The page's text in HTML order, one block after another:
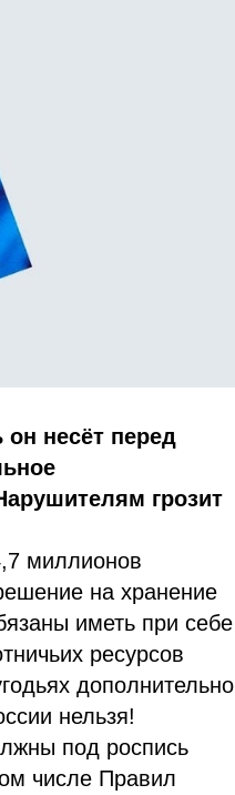
он несёт перед
грозит
миллионов
на хранение
иметь при себе
ресурсов
дополнительно
нельзя!
под роспись
числе Правил